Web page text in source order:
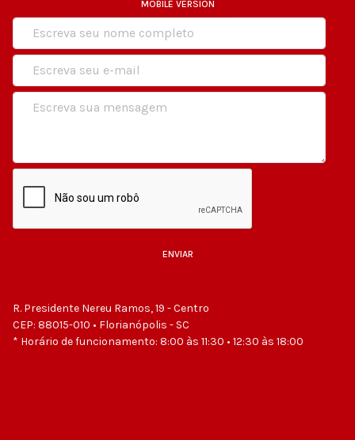
MOBILE VERSION
ENVIAR
R. Presidente Nereu Ramos, 19 - Centro
CEP: 88015-010 • Florianópolis - SC
* Horário de funcionamento: 8:00 às 11:30 • 12:30 às 18:00